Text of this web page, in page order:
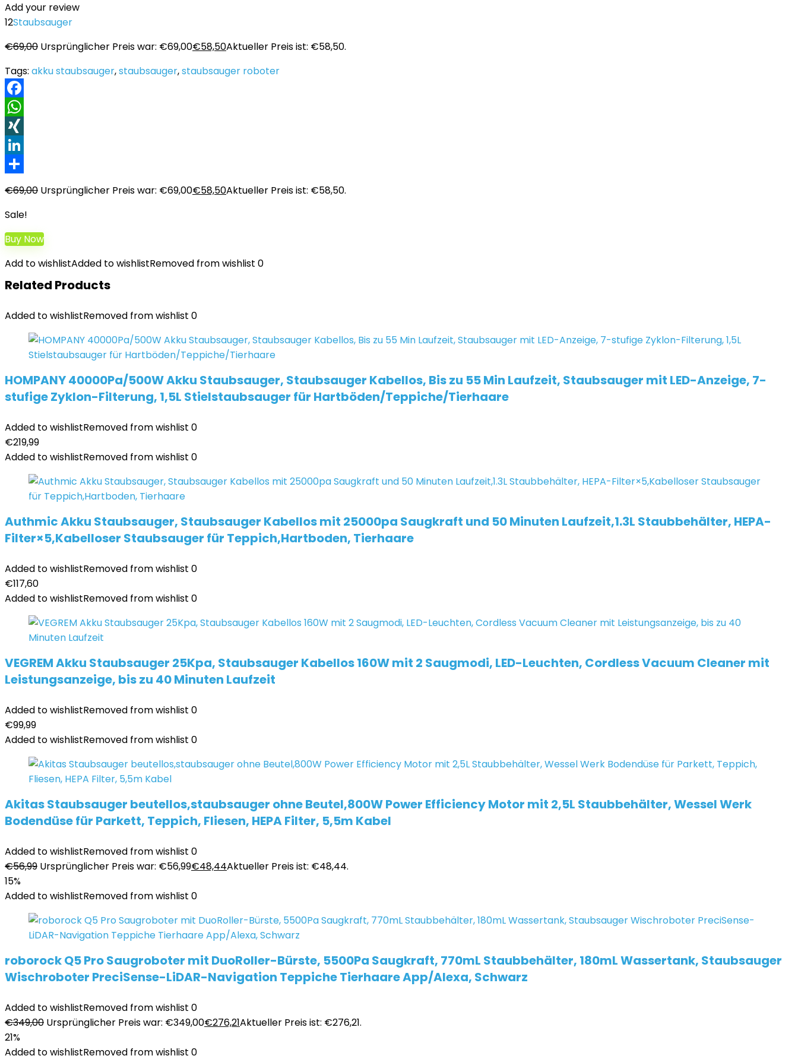
Add your review
12Staubsauger
€69,00 Ursprünglicher Preis war: €69,00€58,50Aktueller Preis ist: €58,50.
Tags: akku staubsauger,staubsauger,staubsauger roboter
Facebook
WhatsApp
XING
LinkedIn
€69,00 Ursprünglicher Preis war: €69,00€58,50Aktueller Preis ist: €58,50.
Sale!
Buy Now
Add to wishlistAdded to wishlistRemoved from wishlist 0
Related Products
Added to wishlistRemoved from wishlist 0
HOMPANY 40000Pa/500W Akku Staubsauger, Staubsauger Kabellos, Bis zu 55 Min Laufzeit, Staubsauger mit LED-Anzeige, 7-
stufige Zyklon-Filterung, 1,5L Stielstaubsauger für Hartböden/Teppiche/Tierhaare
Added to wishlistRemoved from wishlist 0
€219,99
Added to wishlistRemoved from wishlist 0
Authmic Akku Staubsauger, Staubsauger Kabellos mit 25000pa Saugkraft und 50 Minuten Laufzeit,1.3L Staubbehälter, HEPA-
Filter×5,Kabelloser Staubsauger für Teppich,Hartboden, Tierhaare
Added to wishlistRemoved from wishlist 0
€117,60
Added to wishlistRemoved from wishlist 0
VEGREM Akku Staubsauger 25Kpa, Staubsauger Kabellos 160W mit 2 Saugmodi, LED-Leuchten, Cordless Vacuum Cleaner mit
Leistungsanzeige, bis zu 40 Minuten Laufzeit
Added to wishlistRemoved from wishlist 0
€99,99
Added to wishlistRemoved from wishlist 0
Akitas Staubsauger beutellos,staubsauger ohne Beutel,800W Power Efficiency Motor mit 2,5L Staubbehälter, Wessel Werk
Bodendüse für Parkett, Teppich, Fliesen, HEPA Filter, 5,5m Kabel
Added to wishlistRemoved from wishlist 0
€56,99 Ursprünglicher Preis war: €56,99€48,44Aktueller Preis ist: €48,44.
15%
Added to wishlistRemoved from wishlist 0
roborock Q5 Pro Saugroboter mit DuoRoller-Bürste, 5500Pa Saugkraft, 770mL Staubbehälter, 180mL Wassertank, Staubsauger
Wischroboter PreciSense-LiDAR-Navigation Teppiche Tierhaare App/Alexa, Schwarz
Added to wishlistRemoved from wishlist 0
€349,00 Ursprünglicher Preis war: €349,00€276,21Aktueller Preis ist: €276,21.
21%
Added to wishlistRemoved from wishlist 0